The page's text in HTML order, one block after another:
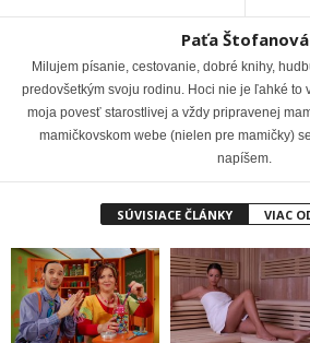
Paťa Štofanová
Milujem písanie, cestovanie, dobré knihy,
predovšetkým svoju rodinu. Hoci nie je ľahké to
moja povesť starostlivej a vždy pripravenej
mamičkovskom webe (nielen pre mamičky)
napíšem.
SÚVISIACE ČLÁNKY VIAC